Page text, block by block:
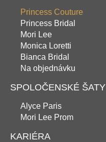
Princess Couture
Princess Bridal
Mori Lee
Monica Loretti
Bianca Bridal
Na objednávku
SPOLOČENSKÉ ŠATY
Alyce Paris
Mori Lee Prom
KARIÉRA